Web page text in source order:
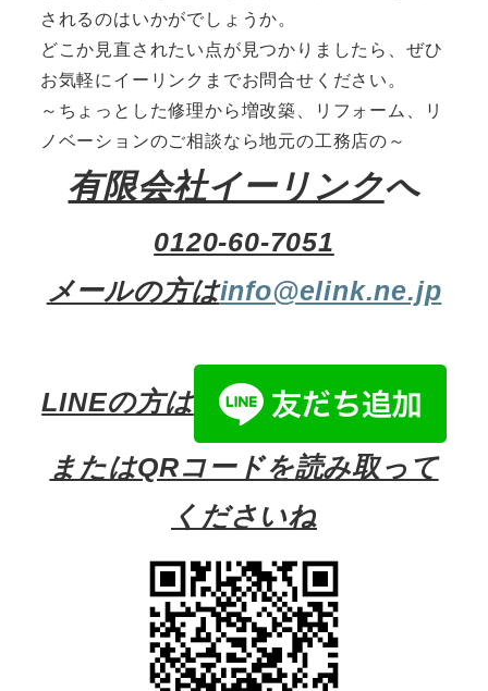
されるのはいかがでしょうか。
どこか見直されたい点が見つかりましたら、ぜひ
お気軽にイーリンクまでお問合せください。
～ちょっとした修理から増改築、リフォーム、リ
ノベーションのご相談なら地元の工務店の～
有限会社イーリンクへ
0120-60-7051
メールの方はinfo@elink.ne.jp
LINEの方は
またはQRコードを読み取って
くださいね